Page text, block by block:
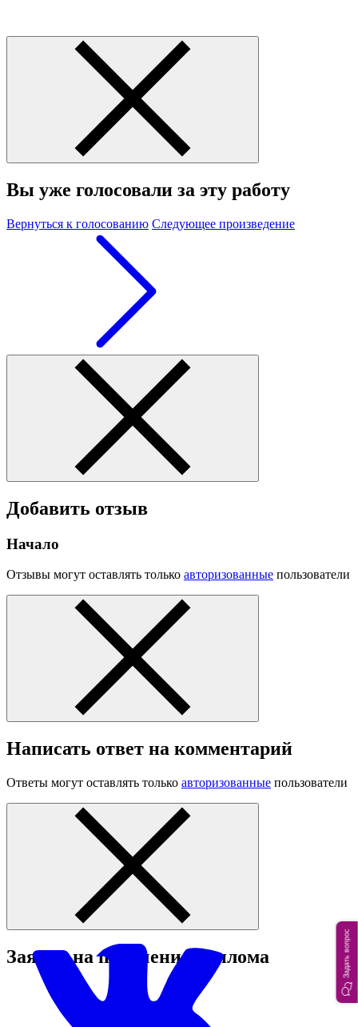
Вы уже голосовали за эту работу
Вернуться к голосованию Следующее произведение
Добавить отзыв
Начало
Отзывы могут оставлять только авторизованные пользователи
Написать ответ на комментарий
Ответы могут оставлять только авторизованные пользователи
Заявка на получение диплома Задать вопрос